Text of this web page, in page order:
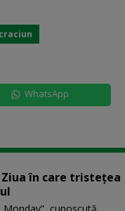
craciun
WhatsApp
Ziua în care tristețea